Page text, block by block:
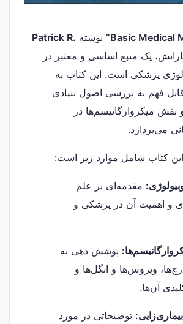
نوشته Patrick R.
یک منبع اساسی و معتبر در
پزشکی است. این کتاب به
فهم به بررسی اصول بنیادی
نقش میکروارگانیسم‌ها در
می‌پردازد.
کتاب شامل موارد زیر است:
مقدمه‌ای بر علم
و اهمیت آن در پزشکی و
پوشش دهی به
ویروس‌ها و انگل‌ها و
آن‌ها.
توضیحاتی در مورد